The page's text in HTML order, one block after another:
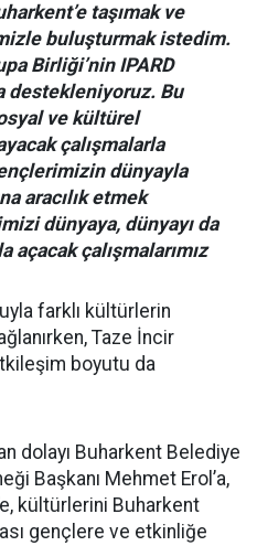
taşımak ve
buluşturmak istedim.
Birliği’nin IPARD
destekleniyoruz. Bu
ve kültürel
çalışmalarla
dünyayla
aracılık etmek
dünyaya, dünyayı da
açacak çalışmalarımız
farklı kültürlerin
Taze İncir
boyutu da
dolayı Buharkent Belediye
Başkanı Mehmet Erol’a,
kültürlerini Buharkent
gençlere ve etkinliğe